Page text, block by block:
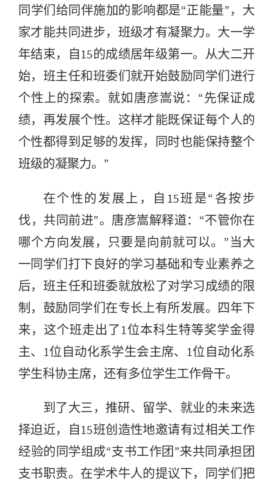
同学们给同伴施加的影响都是“正能量”，大
家才能共同进步，班级才有凝聚力。大一学
年结束，自15的成绩居年级第一。从大二开
始，班主任和班委们就开始鼓励同学们进行
个性上的探索。就如唐彦嵩说：“先保证成
绩，再发展个性。这样才能既保证每个人的
个性都得到足够的发挥，同时也能保持整个
班级的凝聚力。”
在个性的发展上，自15班是“各按步
伐，共同前进”。唐彦嵩解释道：“不管你在
哪个方向发展，只要是向前就可以。”当大
一同学们打下良好的学习基础和专业素养之
后，班主任和班委就放松了对学习成绩的限
制，鼓励同学们在专长上有所发展。四年下
来，这个班走出了1位本科生特等奖学金得
主、1位自动化系学生会主席、1位自动化系
学生科协主席，还有多位学生工作骨干。
到了大三，推研、留学、就业的未来选
择迫近，自15班创造性地邀请有过相关工作
经验的同学组成“支书工作团”来共同承担团
支书职责。在学术牛人的提议下，同学们把